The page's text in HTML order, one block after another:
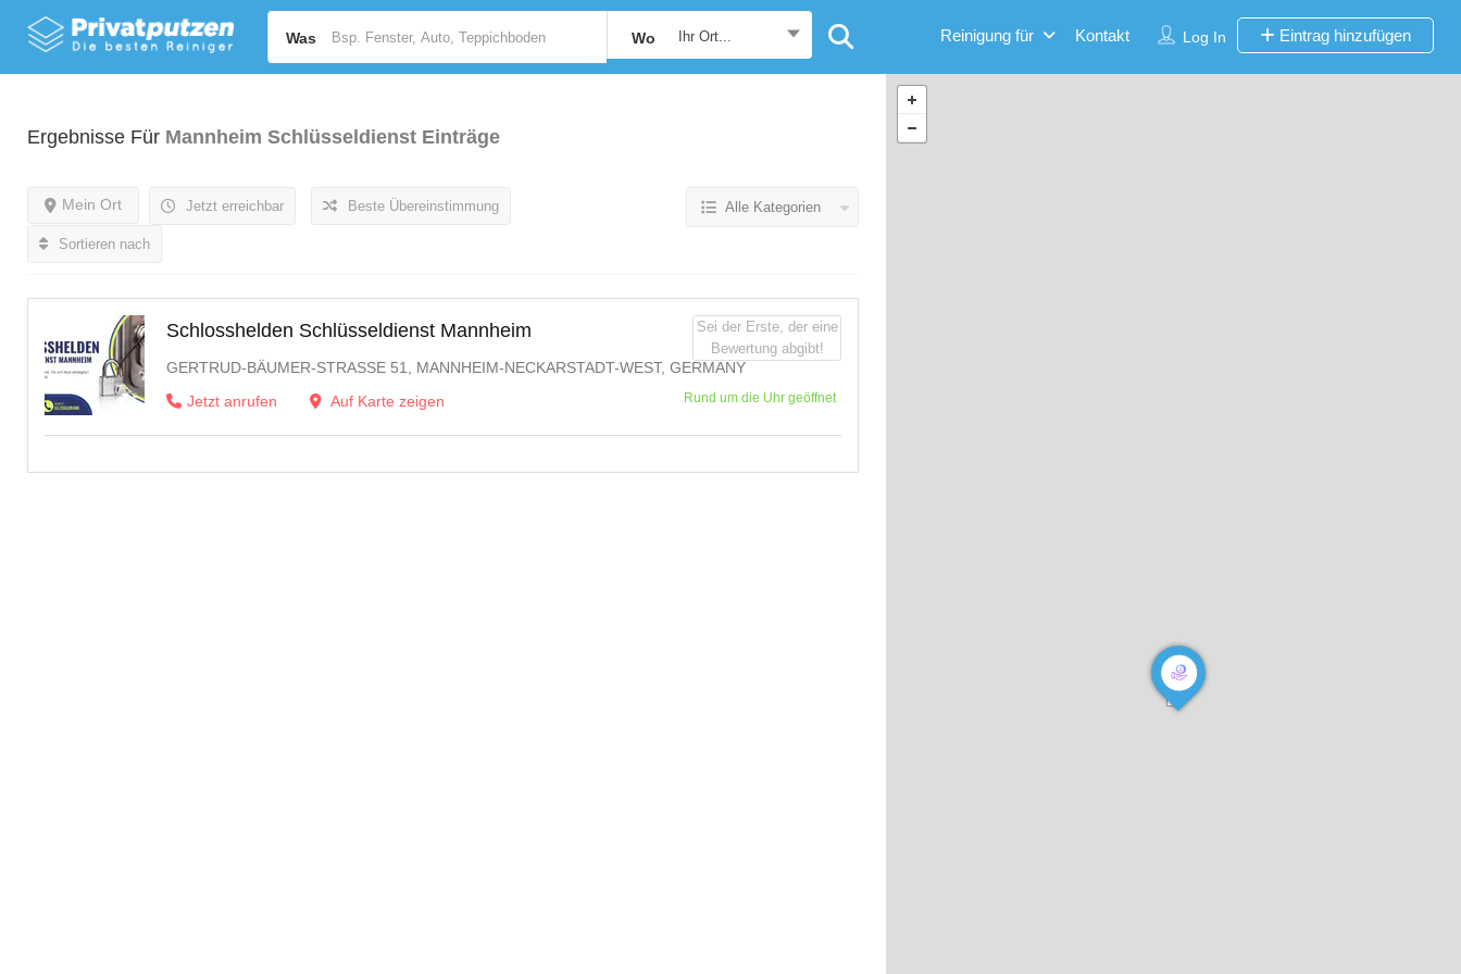
Was Wo Ihr Ort... Log In Eintrag hinzufügen
Reinigung für Kontakt
Ergebnisse Für Mannheim Schlüsseldienst Einträge
Jetzt erreichbar
Mein Ort Beste Übereinstimmung
Sortieren nach
Alle Kategorien
Schlosshelden Schlüsseldienst Mannheim
GERTRUD-BÄUMER-STRASSE 51, MANNHEIM-NECKARSTADT-WEST, GERMANY
Jetzt anrufen
Auf Karte zeigen Rund um die Uhr geöffnet
Sei der Erste, der eine
Bewertung abgibt!